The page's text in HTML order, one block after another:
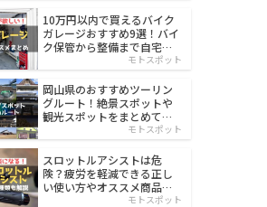
10万円以内で買えるバイク
ガレージおすすめ9選！バイ
ク保管から整備まで自宅で
モトスポット
岡山県のおすすめツーリン
グルート！絶景スポットや
観光スポットをまとめて紹
モトスポット
スロットルアシストは危
険？疲労を軽減できる正し
い使い方やオススメ商品を
モトスポット